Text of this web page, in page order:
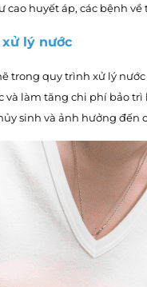
huyết áp, các bệnh về
xử lý nước
trong quy trình xử lý
làm tăng chi phí bảo trì
sinh và ảnh hưởng đến